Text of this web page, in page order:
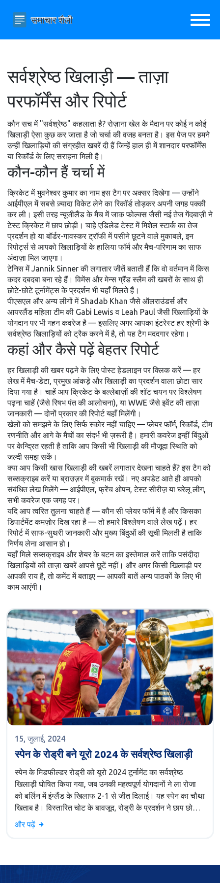
सर्वश्रेष्ठ खिलाड़ी — ताज़ा
परफॉर्मेंस और रिपोर्ट
कौन सच में "सर्वश्रेष्ठ" कहलाता है? रोज़ाना खेल के मैदान पर कोई न कोई
खिलाड़ी ऐसा कुछ कर जाता है जो चर्चा की वजह बनता है। इस पेज पर हमने
उन्हीं खिलाड़ियों की संग्रहीत खबरें दी हैं जिन्हें हाल ही में शानदार परफॉर्मेंस
या रिकॉर्ड के लिए सराहना मिली है।
कौन-कौन हैं चर्चा में
क्रिकेट में भुवनेश्वर कुमार का नाम इस टैग पर अक्सर दिखेगा — उन्होंने
आईपीएल में सबसे ज़्यादा विकेट लेने का रिकॉर्ड तोड़कर अपनी जगह पक्की
कर ली। इसी तरह न्यूजीलैंड के मैच में जाक फोल्क्स जैसी नई तेज गेंदबाज़ी ने
टेस्ट क्रिकेट में छाप छोड़ी। चाहे एडिलेड टेस्ट में मिशेल स्टार्क का तेज
प्रदर्शन हो या बॉर्डर-गावस्कर ट्रॉफी में पसीने छूटने वाले मुकाबले, इन
रिपोर्ट्स से आपको खिलाड़ियों के हालिया फॉर्म और मैच-परिणाम का साफ
अंदाज़ा मिल जाएगा।
टेनिस में Jannik Sinner की लगातार जीतें बताती हैं कि वो वर्तमान में किस
कदर दबदबा बना रहे हैं। विमेंस और मेन्स ग्रैंड स्लैम की खबरों के साथ ही
छोटे-छोटे टूर्नामेंट्स के प्रदर्शन भी यहाँ मिलते हैं।
पीएसएल और अन्य लीगों में Shadab Khan जैसे ऑलराउंडर्स और
आयरलैंड महिला टीम की Gabi Lewis व Leah Paul जैसी खिलाड़ियों के
योगदान पर भी गहन कवरेज है — इसलिए अगर आपका इंटरेस्ट हर श्रेणी के
सर्वश्रेष्ठ खिलाड़ियों को ट्रैक करने में है, तो यह टैग मददगार रहेगा।
कहां और कैसे पढ़ें बेहतर रिपोर्ट
हर खिलाड़ी की खबर पढ़ने के लिए पोस्ट हेडलाइन पर क्लिक करें — हर
लेख में मैच-डेटा, प्रमुख आंकड़े और खिलाड़ी का प्रदर्शन वाला छोटा सार
दिया गया है। चाहें आप क्रिकेट के बल्लेबाज़ों की शॉट चयन पर विश्लेषण
पढ़ना चाहें (जैसे रिषभ पंत की आलोचना), या WWE जैसे इवेंट की ताज़ा
जानकारी — दोनों प्रकार की रिपोर्ट यहाँ मिलेंगी।
खेलों को समझने के लिए सिर्फ स्कोर नहीं चाहिए — प्लेयर फॉर्म, रिकॉर्ड, टीम
रणनीति और आगे के मैचों का संदर्भ भी ज़रूरी है। हमारी कवरेज इन्हीं बिंदुओं
पर केन्द्रित रहती है ताकि आप किसी भी खिलाड़ी की मौजूदा स्थिति को
जल्दी समझ सकें।
क्या आप किसी खास खिलाड़ी की खबरें लगातार देखना चाहते हैं? इस टैग को
सब्सक्राइब करें या ब्राउज़र में बुकमार्क रखें। नए अपडेट आते ही आपको
संबंधित लेख मिलेंगे — आईपीएल, फ्रेंच ओपन, टेस्ट सीरीज़ या घरेलू लीग,
सभी कवरेज एक जगह पर।
यदि आप त्वरित तुलना चाहते हैं — कौन सी प्लेयर फॉर्म में है और किसका
डिपार्टमेंट कमज़ोर दिख रहा है — तो हमारे विश्लेषण वाले लेख पढ़ें। हर
रिपोर्ट में साफ-सुथरी जानकारी और मुख्य बिंदुओं की सूची मिलती है ताकि
निर्णय लेना आसान हो।
यहाँ मिले सब्सक्राइब और शेयर के बटन का इस्तेमाल करें ताकि पसंदीदा
खिलाड़ियों की ताज़ा खबरें आपसे छूटें नहीं। और अगर किसी खिलाड़ी पर
आपकी राय है, तो कमेंट में बताइए — आपकी बातें अन्य पाठकों के लिए भी
काम आएंगी।
15, जुलाई, 2024
स्पेन के रोड्री बने यूरो 2024 के सर्वश्रेष्ठ खिलाड़ी
स्पेन के मिडफील्डर रोड्री को यूरो 2024 टूर्नामेंट का सर्वश्रेष्ठ
खिलाड़ी घोषित किया गया, जब उनकी महत्वपूर्ण योगदानों ने ला रोजा
को बर्लिन में इंग्लैंड के खिलाफ 2-1 से जीत दिलाई। यह स्पेन का चौथा
खिताब है। विस्तारित चोट के बावजूद, रोड्री के प्रदर्शन ने छाप छोड़ी।
कोच ने उनकी प्रशंसा की।
और पढ़ें